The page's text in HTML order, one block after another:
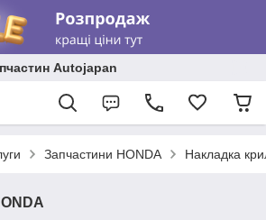
Autojapan
Запчастини HONDA Накладка